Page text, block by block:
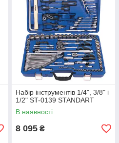
Набір інструментів 1/4", 3/8" і
1/2" ST-0139 STANDART
В наявності
8 095 ₴